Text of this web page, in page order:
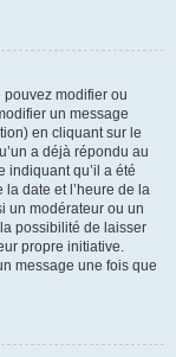
pouvez modifier ou
un message
en cliquant sur le
a déjà répondu au
indiquant qu’il a été
date et l’heure de la
un modérateur ou un
possibilité de laisser
propre initiative.
message une fois que